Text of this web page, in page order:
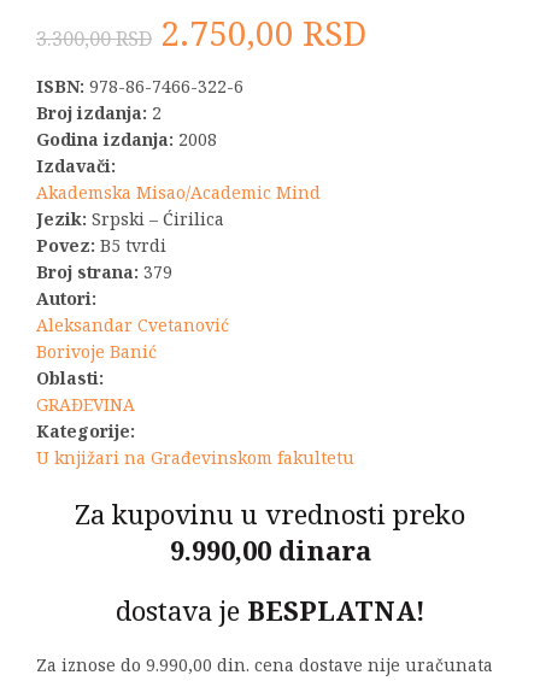
3.300,00RSD Originalna
cena
je
bila:
3.300,00 RSD.
2.750,00 RSD
ISBN: 978-86-7466-322-6
Broj izdanja: 2
Godina izdanja: 2008
Izdavači:
Akademska Misao/Academic Mind
Jezik: Srpski – Ćirilica
Povez: B5 tvrdi
Broj strana: 379
Autori:
Aleksandar Cvetanović
Borivoje Banić
Oblasti:
GRAĐEVINA
Kategorije:
U knjižari na Građevinskom fakultetu
Za kupovinu u vrednosti preko
9.990,00 dinara
dostava je BESPLATNA!
Za iznose do 9.990,00 din. cena dostave nije uračunata